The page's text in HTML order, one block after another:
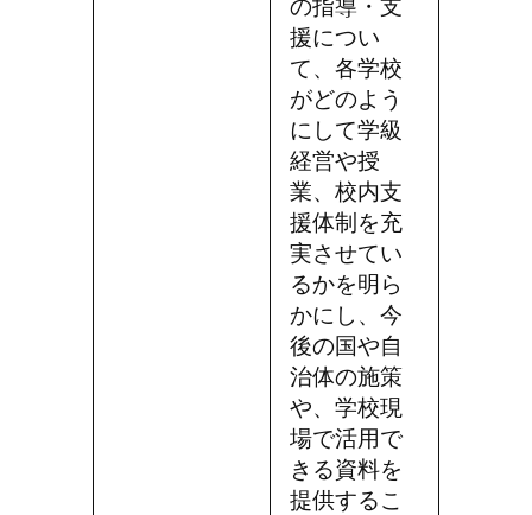
の指導・支
援につい
て、各学校
がどのよう
にして学級
経営や授
業、校内支
援体制を充
実させてい
るかを明ら
かにし、今
後の国や自
治体の施策
や、学校現
場で活用で
きる資料を
提供するこ